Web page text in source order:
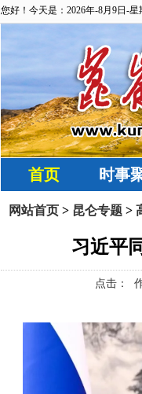
您好！今天是：2026年-8月9日-星
首页 时事
网站首页 > 昆仑专题 >
习近平
点击：